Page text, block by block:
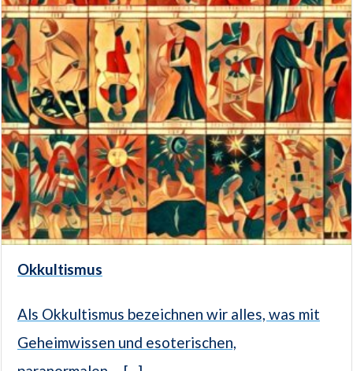
Okkultismus
Als Okkultismus bezeichnen wir alles, was mit
Geheimwissen und esoterischen,